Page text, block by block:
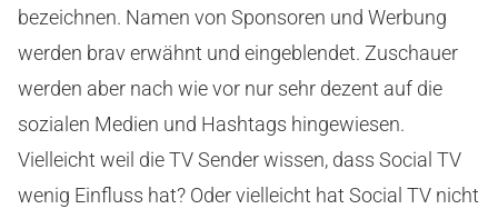
bezeichnen. Namen von Sponsoren und Werbung
werden brav erwähnt und eingeblendet. Zuschauer
werden aber nach wie vor nur sehr dezent auf die
sozialen Medien und Hashtags hingewiesen.
Vielleicht weil die TV Sender wissen, dass Social TV
wenig Einfluss hat? Oder vielleicht hat Social TV nicht